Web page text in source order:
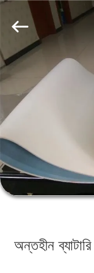
বাড়ি
পণ্য
আমাদের
সম্পর্কে
কারখানা
2026
LTD.
Reserved.
অন্তহীন